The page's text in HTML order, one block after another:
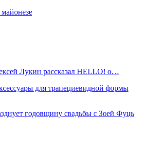
Лукин рассказал HELLO! о…
для трапециевидной формы
годовщину свадьбы с Зоей Фуць